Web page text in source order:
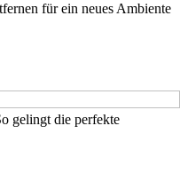
für ein neues Ambiente
gelingt die perfekte